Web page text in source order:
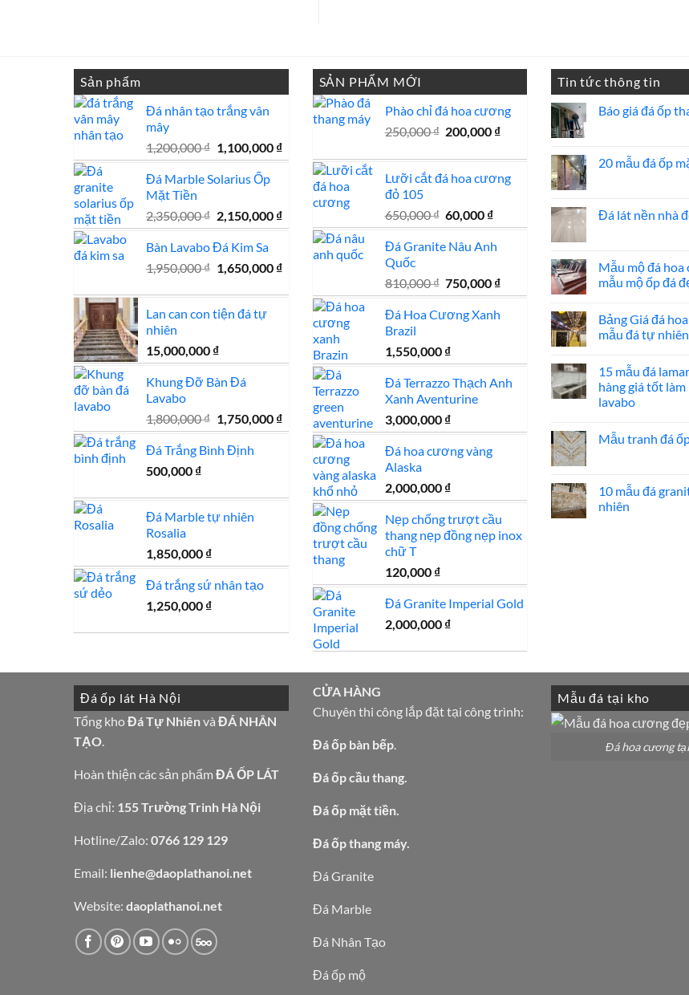
Sản phẩm
Đá nhân tạo trắng vân
mây
1,200,000₫ Giá
gốc
là:
1,100,000 ₫Giá
hiện
1,100,000 ₫.
Đá Marble Solarius Ốp
Mặt Tiền
2,350,000₫ Giá
gốc
là:
2,350,000 ₫.
2,150,000 ₫Giá
hiện
là:
Bàn Lavabo Đá Kim Sa
1,950,000₫ Giá
là:
1,950,000 ₫.
1,650,000 ₫Giá
tại
1,650,000 ₫.
Lan can con tiện đá tự
nhiên
15,000,000 ₫
Khung Đỡ Bàn Đá
Lavabo
1,800,000₫ Giá
gốc
là:
1,750,000 ₫Giá
hiện
1,750,000 ₫.
Đá Trắng Bình Định
500,000 ₫
Đá Marble tự nhiên
Rosalia
1,850,000 ₫
Đá trắng sứ nhân tạo
1,250,000 ₫
SẢN PHẨM MỚI
Phào chỉ đá hoa cương
250,000₫ Giá
là:
250,000 ₫.
200,000 ₫Giá
tại
là:
Lưỡi cắt đá hoa cương
đỏ 105
650,000₫ Giá
gốc
là:
60,000 ₫Giá
hiện
tại
60,000 ₫.
Đá Granite Nâu Anh
Quốc
810,000₫ Giá
gốc
là:
750,000 ₫Giá
hiện
750,000 ₫.
Đá Hoa Cương Xanh
Brazil
1,550,000 ₫
Đá Terrazzo Thạch Anh
Xanh Aventurine
3,000,000 ₫
Đá hoa cương vàng
Alaska
2,000,000 ₫
Nẹp chống trượt cầu
thang nẹp đồng nẹp inox
chữ T
120,000 ₫
Đá Granite Imperial Gold
2,000,000 ₫
Tin tức thông tin
Báo giá đá ốp
luận
ở
ốp
thang
20 mẫu đá ốp
luận
ở
ốp
mặt
tiền
Đá lát nền nhà
luận
ở
Đá
nhà
đẹp
Mẫu mộ đá
mẫu mộ ốp đá
bình
luận
ở
đá
hoa
cương
20
ốp
đá
Bảng Giá đá
mẫu đá tự
bình
luận
ở
Bảng
hoa
cương
tự
nhiên
đẹp
15 mẫu đá
hàng giá tốt
lavabo
bình
đá
lamar
đẹp
Mẫu tranh đá
luận
ở
Mẫu
10 mẫu đá
nhiên
Đá ốp lát Hà Nội
Tổng khoĐá Tự Nhiênvà ĐÁ NHÂN
TẠO.
Hoàn thiện các sản phẩm ĐÁ ỐP LÁT
Địa chỉ: 155 Trường Trinh Hà Nội
Hotline/Zalo: 0766 129 129
Email: lienhe@daoplathanoi.net
Website: daoplathanoi.net
CỬA HÀNG
Chuyên thi công lắp đặt tại công trình:
Đá ốp bàn bếp.
Đá ốp cầu thang.
Đá ốp mặt tiền.
Đá ốp thang máy.
Đá Granite
Đá Marble
Đá Nhân Tạo
Đá ốp mộ
Mẫu đá tại kho
Đá hoa cương